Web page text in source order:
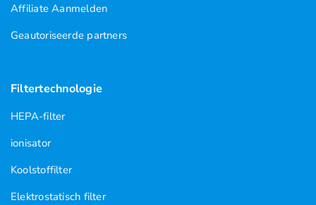
Affiliate Aanmelden
Geautoriseerde partners
Filtertechnologie
HEPA-filter
ionisator
Koolstoffilter
Elektrostatisch filter